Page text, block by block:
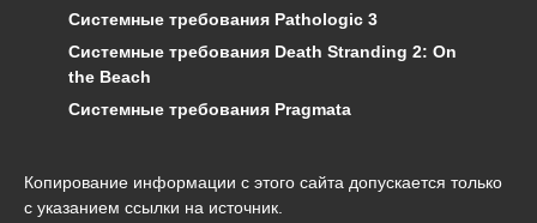
Системные требования Pathologic 3
Системные требования Death Stranding 2: On
the Beach
Системные требования Pragmata
Копирование информации с этого сайта допускается только
с указанием ссылки на источник.